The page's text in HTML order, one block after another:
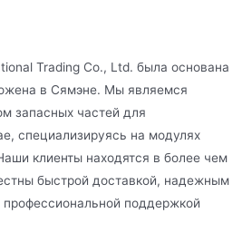
Trading Co., Ltd. была основана
в Сямэне. Мы являемся
запасных частей для
специализируясь на модулях
клиенты находятся в более чем
быстрой доставкой, надежным
поддержкой